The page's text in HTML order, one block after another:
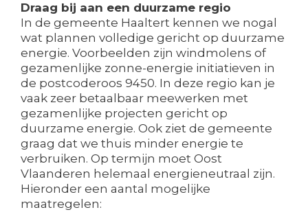
Draag bij aan een duurzame regio
In de gemeente Haaltert kennen we nogal
wat plannen volledige gericht op duurzame
energie. Voorbeelden zijn windmolens of
gezamenlijke zonne-energie initiatieven in
de postcoderoos 9450. In deze regio kan je
vaak zeer betaalbaar meewerken met
gezamenlijke projecten gericht op
duurzame energie. Ook ziet de gemeente
graag dat we thuis minder energie te
verbruiken. Op termijn moet Oost
Vlaanderen helemaal energieneutraal zijn.
Hieronder een aantal mogelijke
maatregelen: